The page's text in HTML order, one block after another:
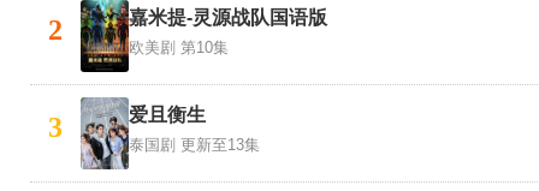
2 嘉米提-灵源战队国语版
欧美剧 第10集
3 爱且衡生
泰国剧 更新至13集